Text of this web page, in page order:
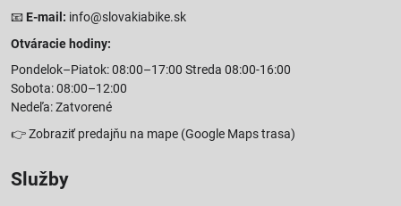
📧 E-mail: info@slovakiabike.sk
Otváracie hodiny:
Pondelok–Piatok: 08:00–17:00 Streda 08:00-16:00
Sobota: 08:00–12:00
Nedeľa: Zatvorené
👉Zobraziť predajňu na mape (Google Maps trasa)
Služby